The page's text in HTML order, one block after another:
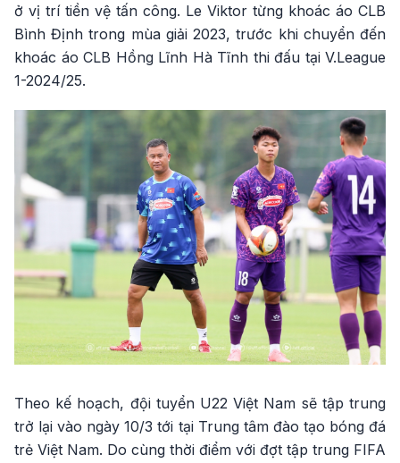
ở vị trí tiền vệ tấn công. Le Viktor từng khoác áo CLB
Bình Định trong mùa giải 2023, trước khi chuyển đến
khoác áo CLB Hồng Lĩnh Hà Tĩnh thi đấu tại V.League
1-2024/25.
Theo kế hoạch, đội tuyển U22 Việt Nam sẽ tập trung
trở lại vào ngày 10/3 tới tại Trung tâm đào tạo bóng đá
trẻ Việt Nam. Do cùng thời điểm với đợt tập trung FIFA